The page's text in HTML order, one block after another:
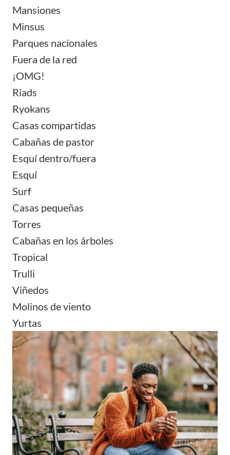
Mansiones
Minsus
Parques nacionales
Fuera de la red
¡OMG!
Riads
Ryokans
Casas compartidas
Cabañas de pastor
Esquí dentro/fuera
Esquí
Surf
Casas pequeñas
Torres
Cabañas en los árboles
Tropical
Trulli
Viñedos
Molinos de viento
Yurtas